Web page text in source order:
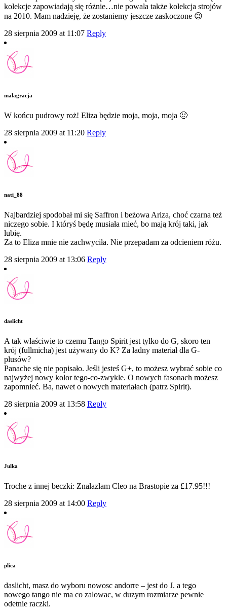
kolekcje zapowiadają się różnie…nie powala także kolekcja strojów
na 2010. Mam nadzieję, że zostaniemy jeszcze zaskoczone 😉
28 sierpnia 2009 at 11:07 Reply
malagracja
W końcu pudrowy roż! Eliza będzie moja, moja, moja 🙂
28 sierpnia 2009 at 11:20 Reply
nati_88
Najbardziej spodobał mi się Saffron i beżowa Ariza, choć czarna też
niczego sobie. I któryś będę musiała mieć, bo mają krój taki, jak
lubię.
Za to Eliza mnie nie zachwyciła. Nie przepadam za odcieniem różu.
28 sierpnia 2009 at 13:06 Reply
daslicht
A tak właściwie to czemu Tango Spirit jest tylko do G, skoro ten
krój (fullmicha) jest używany do K? Za ładny materiał dla G-
plusów?
Panache się nie popisało. Jeśli jesteś G+, to możesz wybrać sobie co
najwyżej nowy kolor tego-co-zwykle. O nowych fasonach możesz
zapomnieć. Ba, nawet o nowych materiałach (patrz Spirit).
28 sierpnia 2009 at 13:58 Reply
Julka
Troche z innej beczki: Znalazlam Cleo na Brastopie za £17.95!!!
28 sierpnia 2009 at 14:00 Reply
plica
daslicht, masz do wyboru nowosc andorre – jest do J. a tego
nowego tango nie ma co zalowac, w duzym rozmiarze pewnie
odetnie raczki.